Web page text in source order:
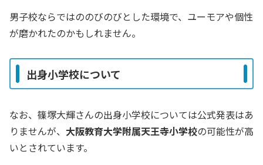
男子校ならではののびのびとした環境で、ユーモアや個性
が磨かれたのかもしれません。
出身小学校について
なお、篠塚大輝さんの出身小学校については公式発表はあ
りませんが、 大阪教育大学附属天王寺小学校の可能性が高
いとされています。